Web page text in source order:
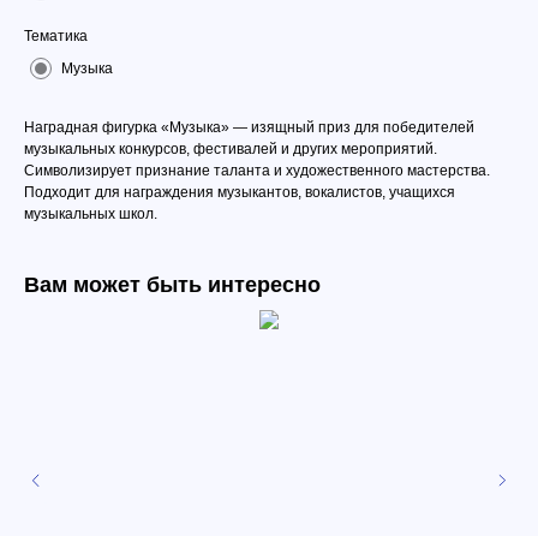
Тематика
Музыка
Наградная фигурка «Музыка» — изящный приз для победителей
музыкальных конкурсов, фестивалей и других мероприятий.
Символизирует признание таланта и художественного мастерства.
Подходит для награждения музыкантов, вокалистов, учащихся
музыкальных школ.
Вам может быть интересно